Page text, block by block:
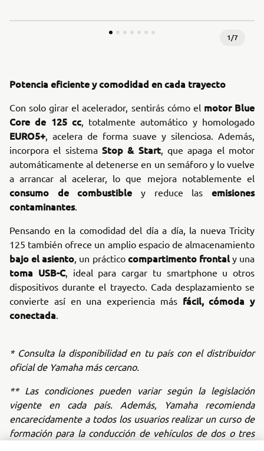
1/7
Potencia eficiente y comodidad en cada trayecto
Con solo girar el acelerador, sentirás cómo el motor Blue
Core de 125 cc, totalmente automático y homologado
EURO5+, acelera de forma suave y silenciosa. Además,
incorpora el sistema Stop & Start, que apaga el motor
automáticamente al detenerse en un semáforo y lo vuelve
a arrancar al acelerar, lo que mejora notablemente el
consumo de combustible y reduce lasemisiones
contaminantes.
Pensando en la comodidad del día a día, la nueva Tricity
125 también ofrece un amplio espacio de almacenamiento
bajo el asiento, un práctico compartimento frontaly una
toma USB-C, ideal para cargar tu smartphone u otros
dispositivos durante el trayecto. Cada desplazamiento se
convierte así en una experiencia más fácil, cómoda y
conectada.
* Consulta la disponibilidad en tu país con el distribuidor
oficial de Yamaha más cercano.
** Las condiciones pueden variar según la legislación
vigente en cada país. Además, Yamaha recomienda
encarecidamente a todos los usuarios realizar un curso de
formación para la conducción de vehículos de dos o tres